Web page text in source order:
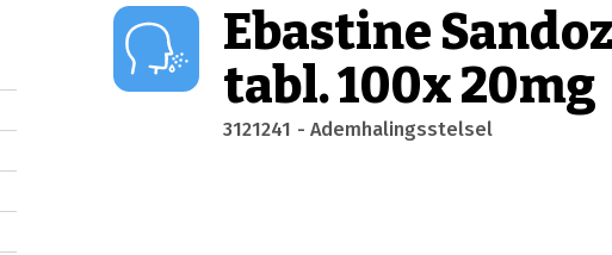
Ebastine
tabl. 100x 20mg
3121241 - Ademhalingsstelsel